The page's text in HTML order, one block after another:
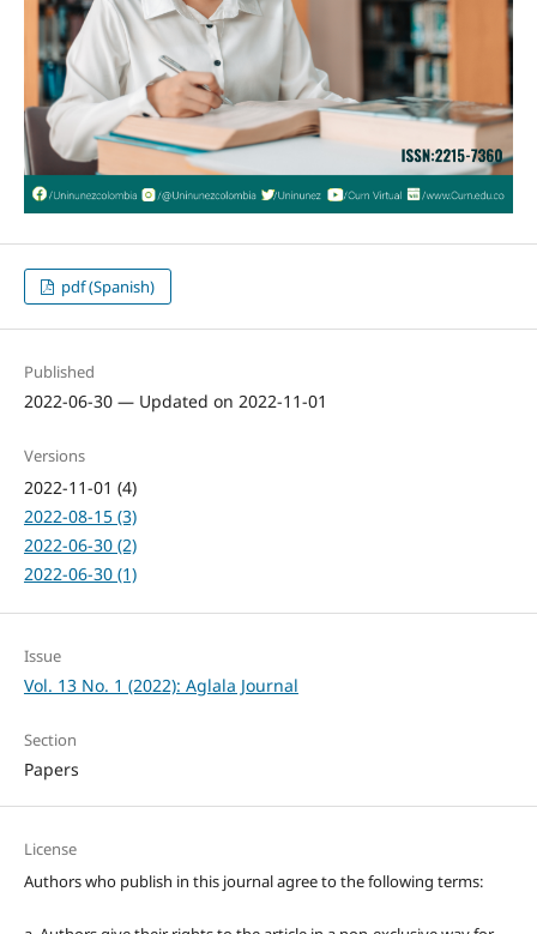
pdf (Spanish)
Published
2022-06-30 — Updated on 2022-11-01
Versions
2022-11-01 (4)
2022-08-15 (3)
2022-06-30 (2)
2022-06-30 (1)
Issue
Vol. 13 No. 1 (2022): Aglala Journal
Section
Papers
License
Authors who publish in this journal agree to the following terms: